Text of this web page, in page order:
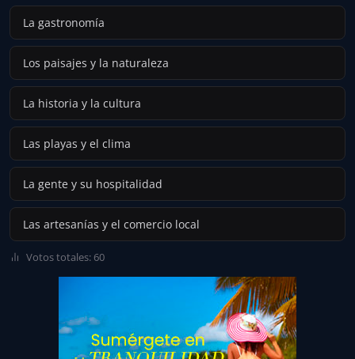
La gastronomía
Los paisajes y la naturaleza
La historia y la cultura
Las playas y el clima
La gente y su hospitalidad
Las artesanías y el comercio local
Votos totales: 60